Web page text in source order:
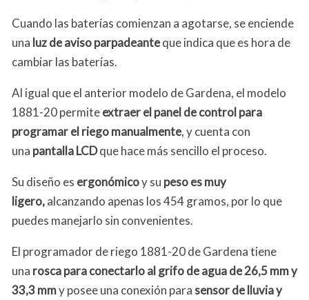
Cuando las baterías comienzan a agotarse, se enciende
una luz de aviso parpadeanteque indica que es hora de
cambiar las baterías.
Al igual que el anterior modelo de Gardena, el modelo
1881-20 permiteextraer el panel de control para
programar el riego manualmente, y cuenta con
una pantalla LCDque hace más sencillo el proceso.
Su diseño es ergonómicoy su peso es muy
ligero,alcanzando apenas los 454 gramos, por lo que
puedes manejarlo sin convenientes.
El programador de riego 1881-20 de Gardena tiene
una rosca para conectarlo al grifo de agua de 26,5 mm y
33,3 mmy posee una conexión para sensor de lluvia y